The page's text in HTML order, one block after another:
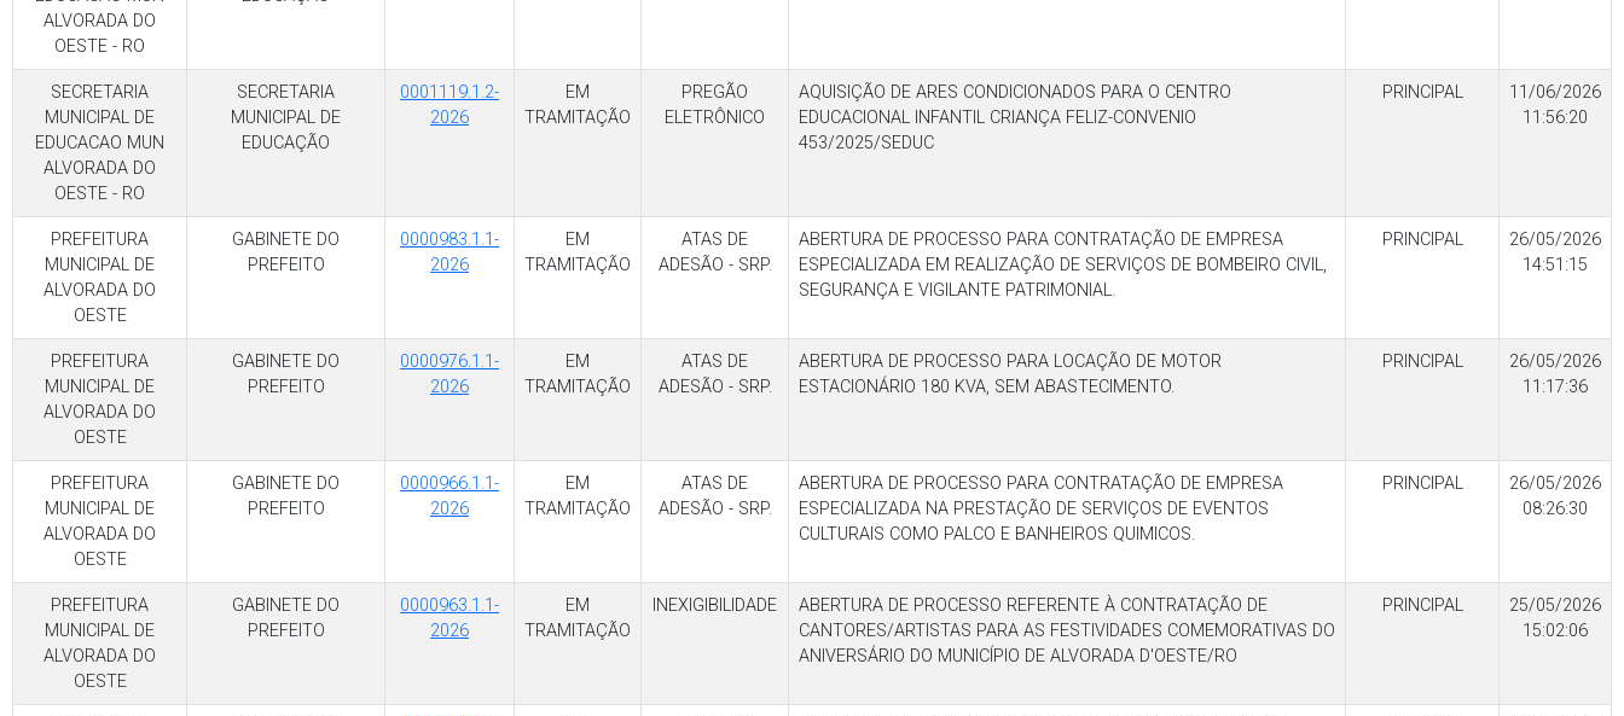
ALVORADA DO
OESTE - RO
SECRETARIA
MUNICIPAL DE
EDUCACAO MUN
ALVORADA DO
OESTE - RO
SECRETARIA
MUNICIPAL DE
EDUCAÇÃO
0001119.1.2-
2026
EM
TRAMITAÇÃO
PREGÃO
ELETRÔNICO
AQUISIÇÃO DE ARES CONDICIONADOS PARA O CENTRO
EDUCACIONAL INFANTIL CRIANÇA FELIZ-CONVENIO
453/2025/SEDUC
PRINCIPAL
11/06/2026
11:56:20
PREFEITURA
MUNICIPAL DE
ALVORADA DO
OESTE
GABINETE DO
PREFEITO
0000983.1.1-
2026
EM
TRAMITAÇÃO
ATAS DE
ADESÃO - SRP.
ABERTURA DE PROCESSO PARA CONTRATAÇÃO DE EMPRESA
ESPECIALIZADA EM REALIZAÇÃO DE SERVIÇOS DE BOMBEIRO CIVIL,
SEGURANÇA E VIGILANTE PATRIMONIAL.
PRINCIPAL
26/05/2026
14:51:15
PREFEITURA
MUNICIPAL DE
ALVORADA DO
OESTE
GABINETE DO
PREFEITO
0000976.1.1-
2026
EM
TRAMITAÇÃO
ATAS DE
ADESÃO - SRP.
ABERTURA DE PROCESSO PARA LOCAÇÃO DE MOTOR
ESTACIONÁRIO 180 KVA, SEM ABASTECIMENTO.
PRINCIPAL
26/05/2026
11:17:36
PREFEITURA
MUNICIPAL DE
ALVORADA DO
OESTE
GABINETE DO
PREFEITO
0000966.1.1-
2026
EM
TRAMITAÇÃO
ATAS DE
ADESÃO - SRP.
ABERTURA DE PROCESSO PARA CONTRATAÇÃO DE EMPRESA
ESPECIALIZADA NA PRESTAÇÃO DE SERVIÇOS DE EVENTOS
CULTURAIS COMO PALCO E BANHEIROS QUIMICOS.
PRINCIPAL
26/05/2026
08:26:30
PREFEITURA
MUNICIPAL DE
ALVORADA DO
OESTE
GABINETE DO
PREFEITO
0000963.1.1-
2026
EM
TRAMITAÇÃO
INEXIGIBILIDADE
ABERTURA DE PROCESSO REFERENTE À CONTRATAÇÃO DE
CANTORES/ARTISTAS PARA AS FESTIVIDADES COMEMORATIVAS DO
ANIVERSÁRIO DO MUNICÍPIO DE ALVORADA D'OESTE/RO
PRINCIPAL
25/05/2026
15:02:06